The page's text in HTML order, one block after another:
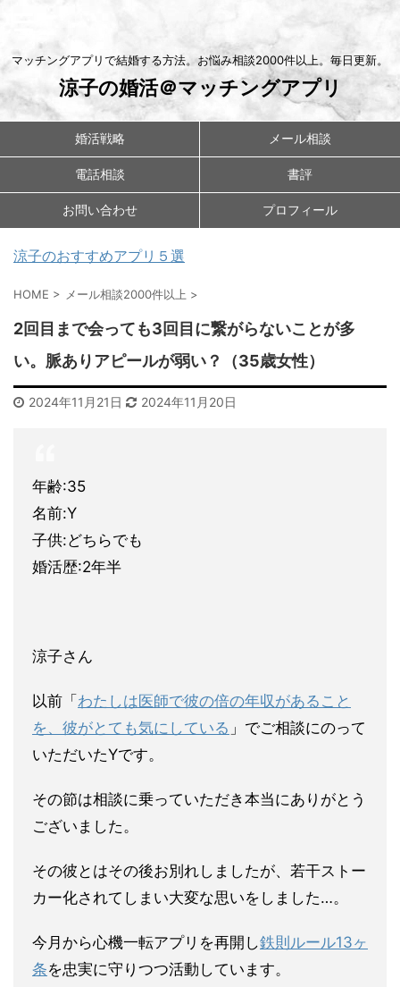
マッチングアプリで結婚する方法。お悩み相談2000件以上。毎日更新。
涼子の婚活＠マッチングアプリ
婚活戦略 メール相談
電話相談 書評
お問い合わせ プロフィール
涼子のおすすめアプリ５選
HOME > メール相談2000件以上 >
2回目まで会っても3回目に繋がらないことが多
い。脈ありアピールが弱い？（35歳女性）
2024年11月21日 2024年11月20日
年齢:35
名前:Y
子供:どちらでも
婚活歴:2年半
涼子さん
以前「 わたしは医師で彼の倍の年収があること
を、彼がとても気に している 」でご相談にのって
いただいたYです。
その節は相談に乗っていただき本当にありがとう
ございました。
その彼とはその後お別れしましたが、若干ストー
カー化されてしま い大変な思いをしました…。
今月から心機一転アプリを再開し鉄則ルール13ヶ
条を忠実に守り つつ活動しています。